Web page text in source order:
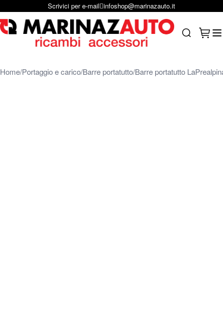
Salta al contenutoScrivici per e-mail infoshop@marinazauto.it
Home Portaggio e carico Barre portatutto Barre portatutto